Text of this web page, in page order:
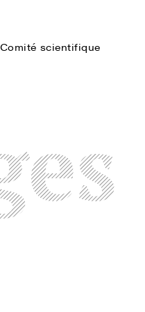
Comité scientifique